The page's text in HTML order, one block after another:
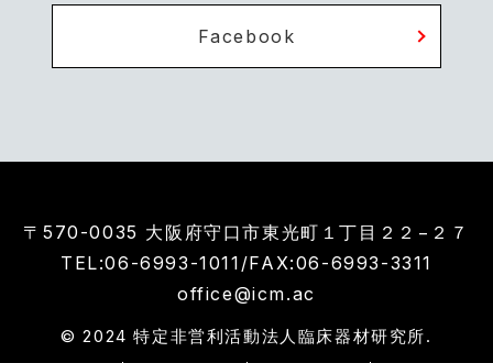
Facebook
〒570-0035 大阪府守口市東光町１丁目２２−２７
TEL:06-6993-1011 /FAX:06-6993-3311
office@icm.ac
© 2024 特定非営利活動法人臨床器材研究所.